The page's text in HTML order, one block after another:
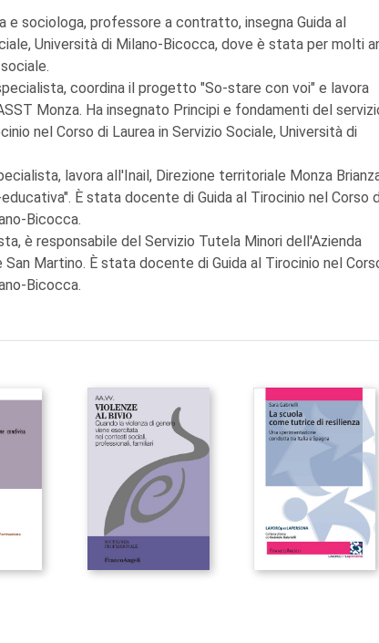
sociologa, professore a contratto, insegna Guida al
Università di Milano-Bicocca, dove è stata per molti
coordina il progetto "So-stare con voi" e lavora
Monza. Ha insegnato Principi e fondamenti del
nel Corso di Laurea in Servizio Sociale, Università di
lavora all'Inail, Direzione territoriale Monza
È stata docente di Guida al Tirocinio nel Corso
Bicocca.
è responsabile del Servizio Tutela Minori dell'Azienda
Martino. È stata docente di Guida al Tirocinio nel
Bicocca.